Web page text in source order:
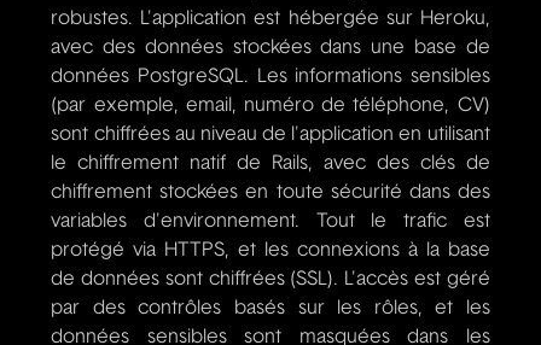
robustes. L'application est hébergée sur Heroku,
avec des données stockées dans une base de
données PostgreSQL. Les informations sensibles
(par exemple, email, numéro de téléphone, CV)
sont chiffrées au niveau de l'application en utilisant
le chiffrement natif de Rails, avec des clés de
chiffrement stockées en toute sécurité dans des
variables d'environnement. Tout le trafic est
protégé via HTTPS, et les connexions à la base
de données sont chiffrées (SSL). L'accès est géré
par des contrôles basés sur les rôles, et les
données sensibles sont masquées dans les